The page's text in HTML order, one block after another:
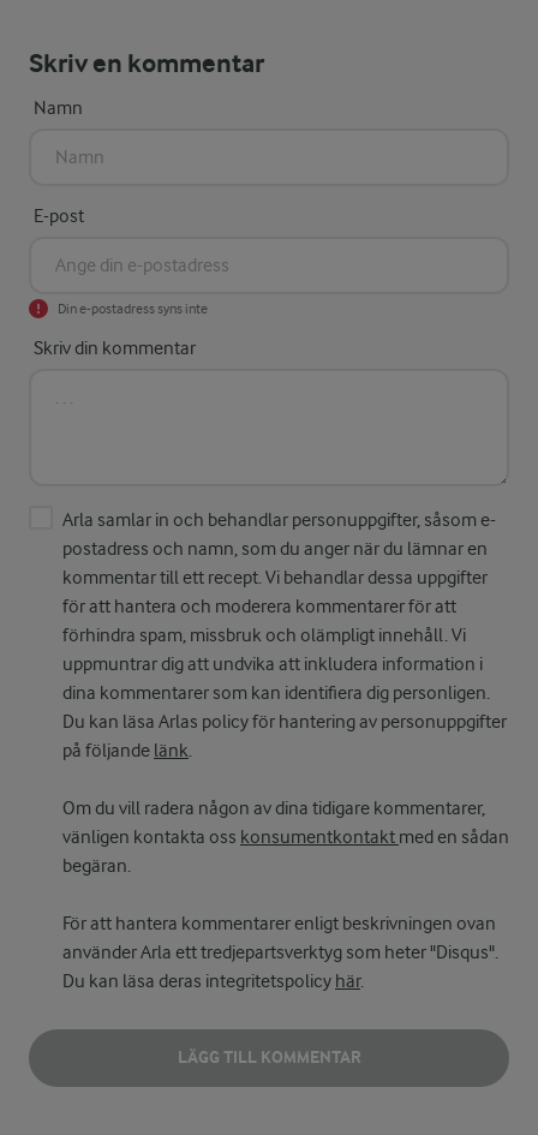
Skriv en kommentar
Namn
E-post
Din e-postadress syns inte
Skriv din kommentar
Arla samlar in och behandlar personuppgifter, såsom e-
postadress och namn, som du anger när du lämnar en
kommentar till ett recept. Vi behandlar dessa uppgifter
för att hantera och moderera kommentarer för att
förhindra spam, missbruk och olämpligt innehåll. Vi
uppmuntrar dig att undvika att inkludera information i
dina kommentarer som kan identifiera dig personligen.
Du kan läsa Arlas policy för hantering av personuppgifter
på följande länk.
Om du vill radera någon av dina tidigare kommentarer,
vänligen kontakta oss konsumentkontakt med en sådan
begäran.
För att hantera kommentarer enligt beskrivningen ovan
använder Arla ett tredjepartsverktyg som heter "Disqus".
Du kan läsa deras integritetspolicy här.
LÄGG TILL KOMMENTAR